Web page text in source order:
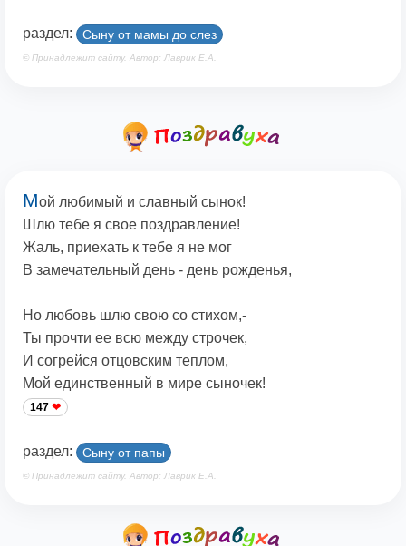
раздел: Сыну от мамы до слез
© Принадлежит сайту. Автор: Лаврик Е.А.
Мой любимый и славный сынок!
Шлю тебе я свое поздравление!
Жаль, приехать к тебе я не мог
В замечательный день - день рожденья,
Но любовь шлю свою со стихом,-
Ты прочти ее всю между строчек,
И согрейся отцовским теплом,
Мой единственный в мире сыночек!
147
раздел: Сыну от папы
© Принадлежит сайту. Автор: Лаврик Е.А.